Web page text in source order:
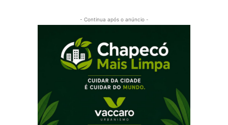
- Continua após o anúncio -